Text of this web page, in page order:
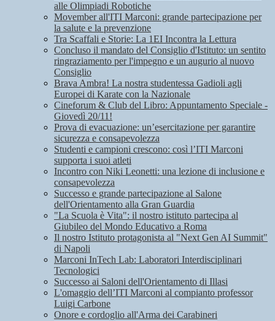
alle Olimpiadi Robotiche
Movember all'ITI Marconi: grande partecipazione per
la salute e la prevenzione
Tra Scaffali e Storie: La 1EI Incontra la Lettura
Concluso il mandato del Consiglio d'Istituto: un sentito
ringraziamento per l'impegno e un augurio al nuovo
Consiglio
Brava Ambra! La nostra studentessa Gadioli agli
Europei di Karate con la Nazionale
Cineforum & Club del Libro: Appuntamento Speciale -
Giovedì 20/11!
Prova di evacuazione: un’esercitazione per garantire
sicurezza e consapevolezza
Studenti e campioni crescono: così l’ITI Marconi
supporta i suoi atleti
Incontro con Niki Leonetti: una lezione di inclusione e
consapevolezza
Successo e grande partecipazione al Salone
dell'Orientamento alla Gran Guardia
"La Scuola è Vita": il nostro istituto partecipa al
Giubileo del Mondo Educativo a Roma
Il nostro Istituto protagonista al "Next Gen AI Summit"
di Napoli
Marconi InTech Lab: Laboratori Interdisciplinari
Tecnologici
Successo ai Saloni dell'Orientamento di Illasi
L'omaggio dell’ITI Marconi al compianto professor
Luigi Carbone
Onore e cordoglio all'Arma dei Carabineri